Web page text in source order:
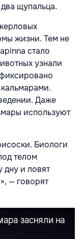
щупальца.
жизни. Тем не
стало
узнали
Даже
используют
Биологи
телом
дну и ловят
— говорят